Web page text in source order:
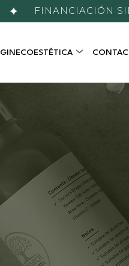
FINANCIACIÓN SIN
GINECOESTÉTICA